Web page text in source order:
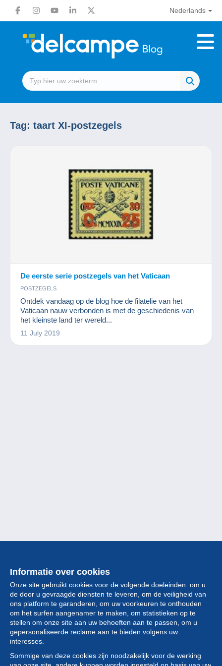
Nederlands
Tag: taart XI-postzegels
De eerste serie postzegels van het Vaticaan
POSTZEGELS
Ontdek vandaag op de blog hoe de filatelie van het
Vaticaan nauw verbonden is met de geschiedenis van
het kleinste land ter wereld...
11 July 2019
Informatie over cookies
Onze site gebruikt cookies voor de volgende doeleinden: om u
de door u gevraagde diensten te leveren, om de veiligheid van
ons platform te garanderen, om uw voorkeuren te onthouden
om het surfen aangenamer te maken, om statistieken op te
stellen om onze site aan uw behoeften aan te passen, om u
gepersonaliseerde reclame aan te bieden volgens uw
interesses.
Sommige van deze cookies zijn noodzakelijk voor de werking
Collectie
Nieuws